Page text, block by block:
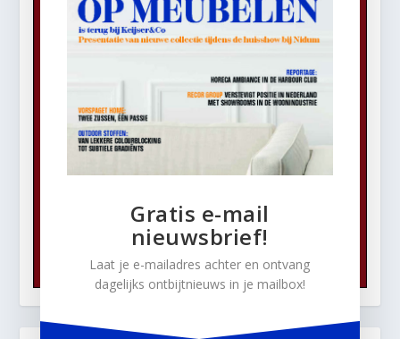
Gratis e-mail
nieuwsbrief!
Laat je e-mailadres achter en ontvang
dagelijks ontbijtnieuws in je mailbox!